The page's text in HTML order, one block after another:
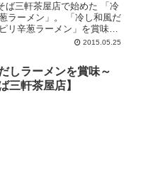
。 「冷し和風だ
リ辛葱ラーメン」を賞味し
2015.05.25
しラーメンを賞味～
三軒茶屋店】